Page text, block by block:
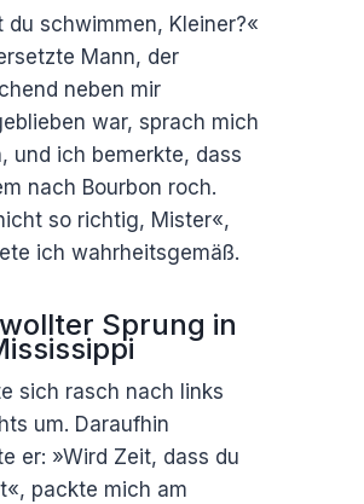
du schwimmen, Kleiner?«
Mann, der
neben mir
war, sprach mich
und ich bemerkte, dass
nach Bourbon roch.
so richtig, Mister«,
ich wahrheitsgemäß.
Sprung in
sich rasch nach links
um. Daraufhin
er: »Wird Zeit, dass du
packte mich am